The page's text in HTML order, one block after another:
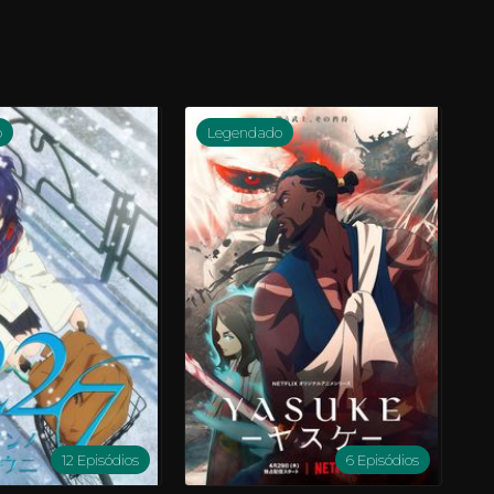
12 Episódios
Legendado
6 Episódios